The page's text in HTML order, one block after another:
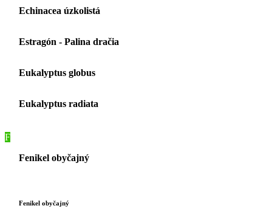
Echinacea úzkolistá
Estragón - Palina dračia
Eukalyptus globus
Eukalyptus radiata
F
Fenikel obyčajný
Fenikel obyčajný